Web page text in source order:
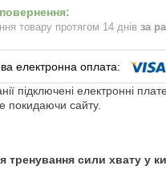
товару протягом 14 днів за
підключені електронні
покидаючи сайту.
сили хвату у